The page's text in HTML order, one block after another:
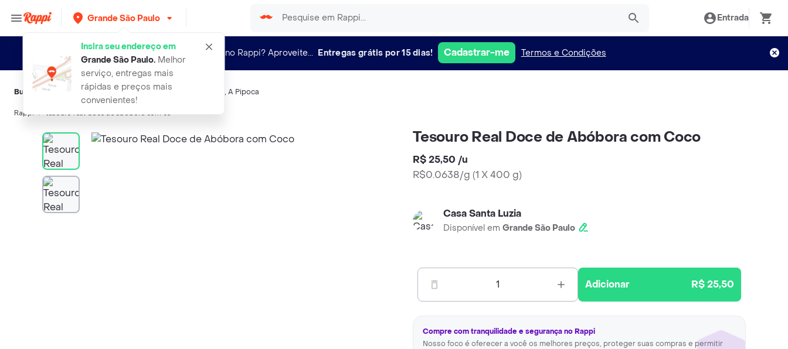
Grande São Paulo
Insira seu endereço em
Grande São Paulo.Melhor
serviço, entregas mais
rápidas e preços mais
convenientes!
Entrada
Novo no Rappi? Aproveite... Entregas grátis por 15 dias! Cadastrar-me Termos e Condições
Buscas relacionadas:Doce típico ,Real Ralston , A Pipoca
Rappi tesouro real doce de abobora com co
Tesouro Real Doce de Abóbora com Coco
R$ 25,50 /u
R$0.0638/g (1 X 400 g)
Casa Santa Luzia
Disponível em Grande São Paulo
1 Adicionar R$ 25,50
Compre com tranquilidade e segurança no Rappi
Nosso foco é oferecer a você os melhores preços, proteger suas compras e permitir